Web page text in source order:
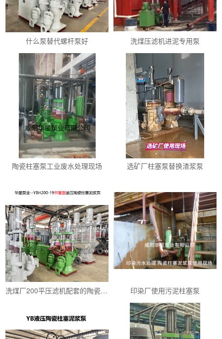
什么泵替代螺杆泵好 洗煤压滤机进泥专用泵
陶瓷柱塞泵工业废水处理现场 选矿厂柱塞泵替换渣浆泵
洗煤厂200平压滤机配套的陶瓷柱塞泵YBH200-19 印染厂使用污泥柱塞泵